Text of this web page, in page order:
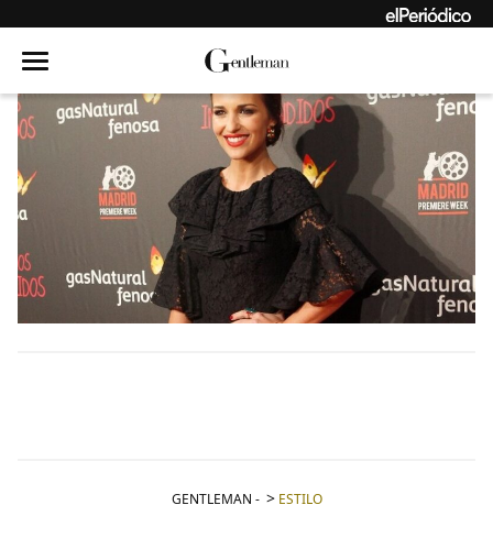
GENTLEMAN - ESTILO